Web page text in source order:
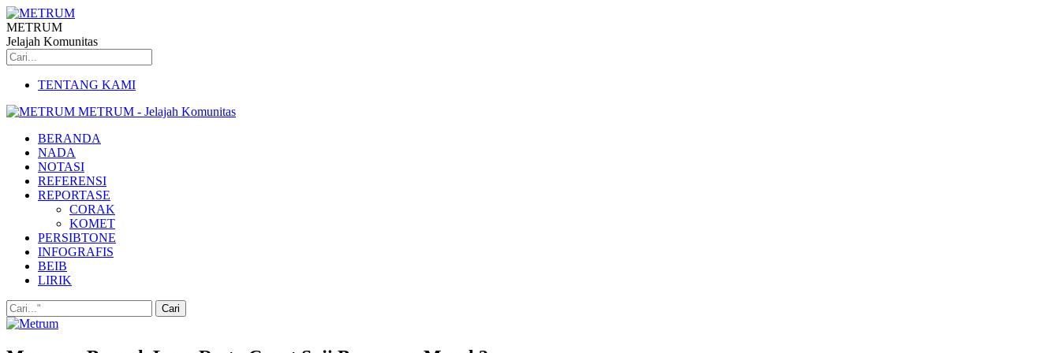
METRUM
Jelajah Komunitas
TENTANG KAMI
METRUM - Jelajah Komunitas
BERANDA
NADA
NOTASI
REFERENSI
REPORTASE
CORAK
KOMET
PERSIBTONE
INFOGRAFIS
BEIB
LIRIK